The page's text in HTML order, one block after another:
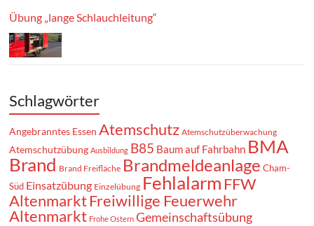
Übung „lange Schlauchleitung“
Schlagwörter
Angebranntes Essen Atemschutz Atemschutzüberwachung
Atemschutzübung Ausbildung B85 Baum auf Fahrbahn BMA
Brand Brand Freifläche Brandmeldeanlage Cham-
Süd Einsatzübung Einzelübung Fehlalarm FFW
AltenmarktFreiwillige Feuerwehr
Altenmarkt Frohe Ostern Gemeinschaftsübung